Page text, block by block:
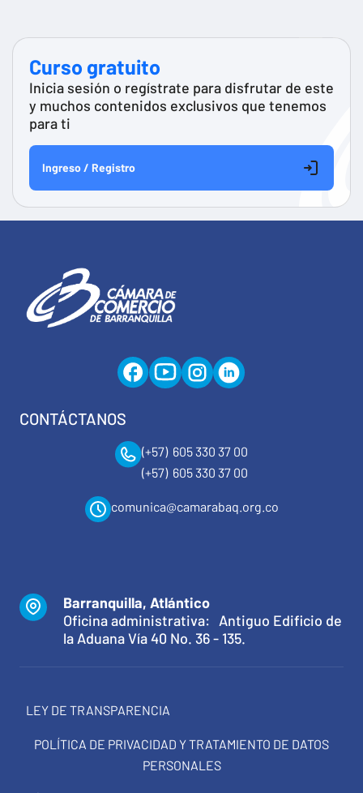
Curso gratuito
Inicia sesión o regístrate para disfrutar de este
y muchos contenidos exclusivos que tenemos
para ti
Ingreso / Registro
CONTÁCTANOS
(+57) 605 330 37 00
(+57) 605 330 37 00
comunica@camarabaq.org.co
Barranquilla, Atlántico
Oficina administrativa: Antiguo Edificio de
la Aduana Vía 40 No. 36 - 135.
LEY DE TRANSPARENCIA
POLÍTICA DE PRIVACIDAD Y TRATAMIENTO DE DATOS
PERSONALES